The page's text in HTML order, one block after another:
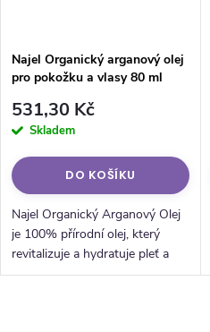
Najel Organický arganový olej
pro pokožku a vlasy 80 ml
531,30 Kč
Skladem
DO KOŠÍKU
Najel Organický Arganový Olej
je 100% přírodní olej, který
revitalizuje a hydratuje pleť a
vlasy, podporuje obnovu buněk